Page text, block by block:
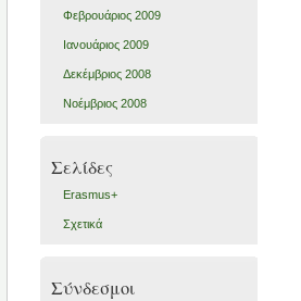
Φεβρουάριος 2009
Ιανουάριος 2009
Δεκέμβριος 2008
Νοέμβριος 2008
Σελίδες
Erasmus+
Σχετικά
Σύνδεσμοι